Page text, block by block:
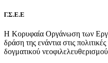
Γ.Σ.Ε.Ε
Η Κορυφαία Οργάνωση των
δράση της ενάντια στις
δογματικού νεοφιλελευθερισμού